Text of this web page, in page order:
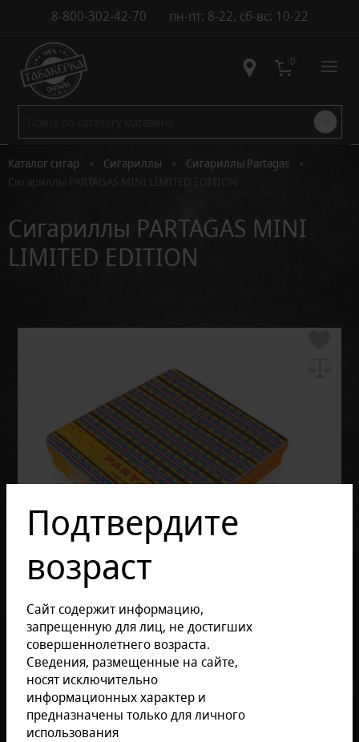
8-800-302-42-70 пн-пт: 8-22, сб-вс: 10-22
Контакты 0
Каталог сигар Сигариллы Сигариллы Partagas
Сигариллы PARTAGAS MINI LIMITED EDITION
Сигариллы PARTAGAS MINI
LIMITED EDITION
Подтвердите
возраст
Сайт содержит информацию,
запрещенную для лиц, не достигших
совершеннолетнего возраста.
Сведения, размещенные на сайте,
носят исключительно
информационных характер и
предназначены только для личного
использования
Отзывов: 0
Размер продукции:
в пачке (20 штук) в блоке (5 штук)